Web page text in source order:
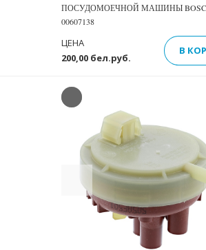
ПОСУДОМОЕЧНОЙ МАШИНЫ
00607138
200,00 бел.руб.
ЦЕНА
В
Previous